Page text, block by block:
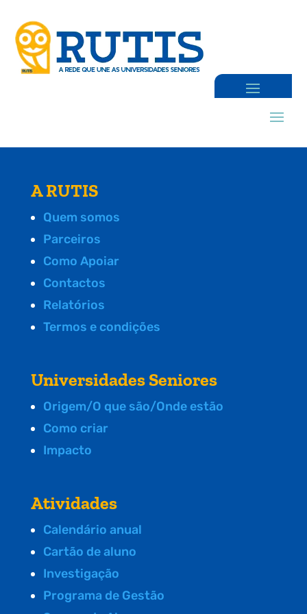
A RUTIS
Quem somos
Parceiros
Como Apoiar
Contactos
Relatórios
Termos e condições
Universidades Seniores
Origem/O que são/Onde estão
Como criar
Impacto
Atividades
Calendário anual
Cartão de aluno
Investigação
Programa de Gestão